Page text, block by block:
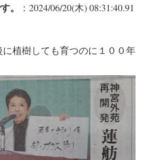
。
：2024/06/20(木) 08:31:40.91
植樹しても育つのに１００年